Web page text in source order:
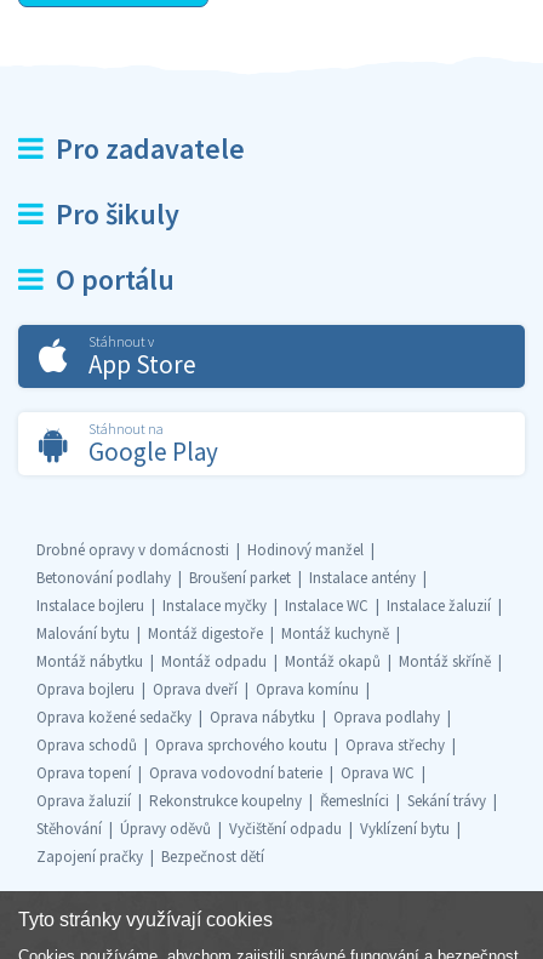
Pro zadavatele
Pro šikuly
O portálu
Stáhnout v
App Store
Stáhnout na
Google Play
Drobné opravy v domácnosti
Hodinový manžel
Betonování podlahy
Broušení parket
Instalace antény
Instalace bojleru
Instalace myčky Instalace WC
Instalace žaluzií
Malování bytu
Montáž digestoře
Montáž kuchyně
Montáž nábytku
Montáž odpadu Montáž okapů
Montáž skříně
Oprava bojleru
Oprava dveří
Oprava komínu
Oprava kožené sedačky
Oprava nábytku
Oprava podlahy
Oprava schodů
Oprava sprchového koutu
Oprava střechy
Oprava topení
Oprava vodovodní baterie
Oprava WC
Oprava žaluzií
Rekonstrukce koupelny Řemeslníci
Sekání trávy
Stěhování
Úpravy oděvů Vyčištění odpadu
Vyklízení bytu
Zapojení pračky
Bezpečnost dětí
Tyto stránky využívají cookies